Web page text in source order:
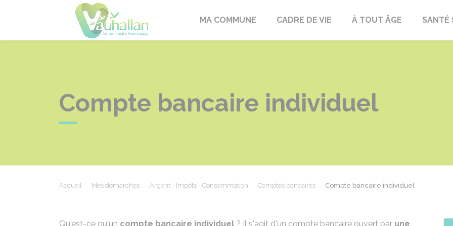
VauhallanMA COMMUNE CADRE DE VIE À TOUT ÂGE SANTÉ
Compte bancaire individuel
Accueil Mes démarches Argent - Impôts - Consommation Comptes bancaires Compte bancaire individuel
Qu'est-ce qu'un compte bancaire individuel ? Il s'agit d'un compte bancaire ouvert par une